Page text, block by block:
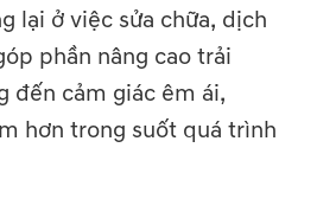
lại ở việc sửa chữa, dịch
phần nâng cao trải
đến cảm giác êm ái,
hơn trong suốt quá trình